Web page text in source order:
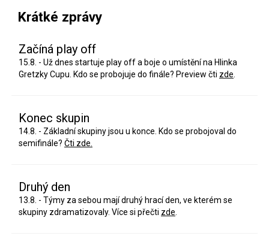
Krátké zprávy
Začíná play off
15.8. - Už dnes startuje play off a boje o umístění na Hlinka
Gretzky Cupu. Kdo se probojuje do finále? Preview čti zde.
Konec skupin
14.8. - Základní skupiny jsou u konce. Kdo se probojoval do
semifinále? Čti zde.
Druhý den
13.8. - Týmy za sebou mají druhý hrací den, ve kterém se
skupiny zdramatizovaly. Více si přečti zde.